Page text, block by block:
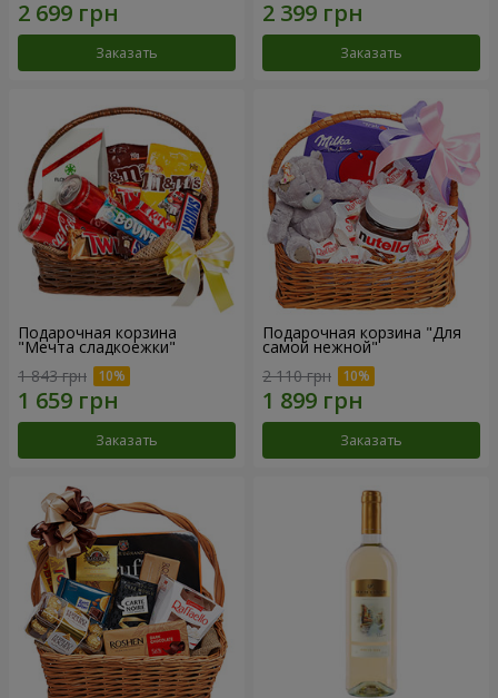
Заказать Заказать
Подарочная корзина
"Мечта сладкоежки"
1 843 грн
Заказать
Подарочная корзина "Для
самой нежной"
2 110 грн
Заказать